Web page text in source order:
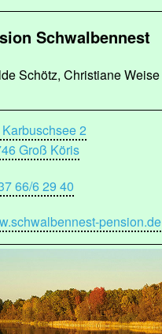
Schwalbennest
Schötz, Christiane Weise
2
Groß Köris
66/6 29 40
pension.de